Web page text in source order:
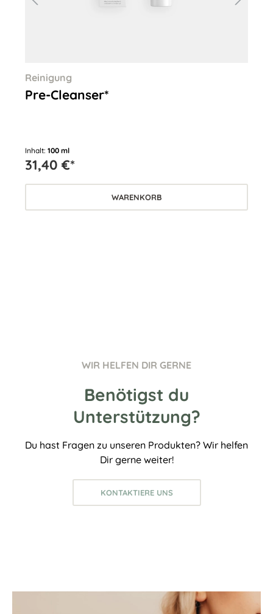
Reinigung
Pre-Cleanser*
Inhalt: 100 ml
31,40 €*
WARENKORB
WIR HELFEN DIR GERNE
Benötigst du
Unterstützung?
Du hast Fragen zu unseren Produkten? Wir helfen
Dir gerne weiter!
KONTAKTIERE UNS